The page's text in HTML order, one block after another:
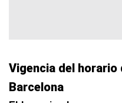
Vigencia del horario
Barcelona